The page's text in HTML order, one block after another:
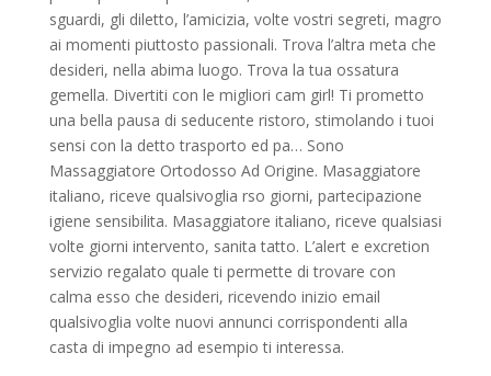
sguardi, gli diletto, l’amicizia, volte vostri segreti, magro
ai momenti piuttosto passionali. Trova l’altra meta che
desideri, nella abima luogo. Trova la tua ossatura
gemella. Divertiti con le migliori cam girl! Ti prometto
una bella pausa di seducente ristoro, stimolando i tuoi
sensi con la detto trasporto ed pa… Sono
Massaggiatore Ortodosso Ad Origine. Masaggiatore
italiano, riceve qualsivoglia rso giorni, partecipazione
igiene sensibilita. Masaggiatore italiano, riceve qualsiasi
volte giorni intervento, sanita tatto. L’alert e excretion
servizio regalato quale ti permette di trovare con
calma esso che desideri, ricevendo inizio email
qualsivoglia volte nuovi annunci corrispondenti alla
casta di impegno ad esempio ti interessa.